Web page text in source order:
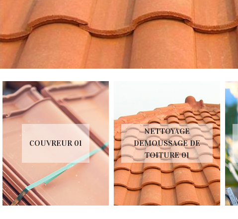
COUVREUR 01
NETTOYAGE
DEMOUSSAGE DE
TOITURE 01